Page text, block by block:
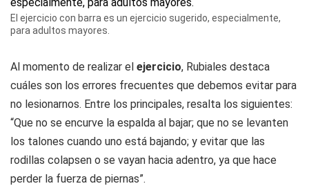
El ejercicio con barra es un ejercicio sugerido, especialmente,
para adultos mayores.
Al momento de realizar el ejercicio, Rubiales destaca
cuáles son los errores frecuentes que debemos evitar para
no lesionarnos. Entre los principales, resalta los siguientes:
“Que no se encurve la espalda al bajar; que no se levanten
los talones cuando uno está bajando; y evitar que las
rodillas colapsen o se vayan hacia adentro, ya que hace
perder la fuerza de piernas”.